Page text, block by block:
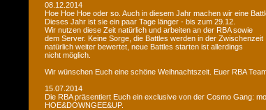
08.12.2014
Hoe Hoe Hoe oder so. Auch in diesem Jahr machen wir eine
Dieses Jahr ist sie ein paar Tage länger - bis zum 29.12.
Wir nutzen diese Zeit natürlich und arbeiten an der RBA sowie
dem Server. Keine Sorge, die Battles werden in der Zwischenzeit
natürlich weiter bewertet, neue Battles starten ist allerdings
nicht möglich.
Wir wünschen Euch eine schöne Weihnachtszeit. Euer RBA
15.07.2014
Die RBA präsentiert Euch ein exclusive von der Cosmo Gang:
HOE&DOWNGEE&UP.